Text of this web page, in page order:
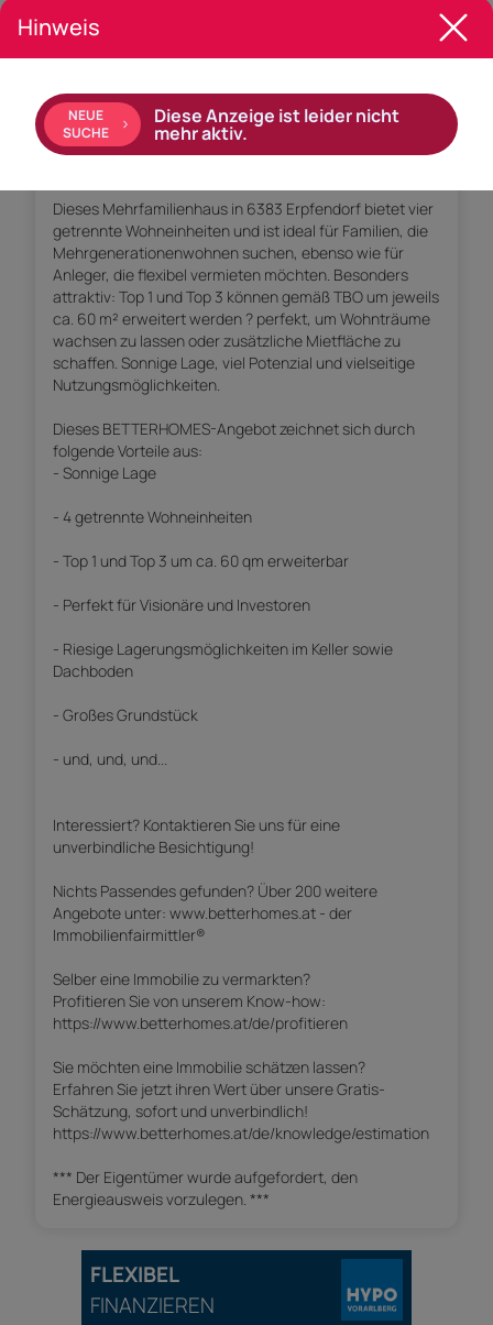
Objekt Beschreibung
VISIONÄRE AUFGEPASST! VIEL PLATZ FÜR IHRE
Dieses Mehrfamilienhaus in 6383 Erpfendorf bietet vier
getrennte Wohneinheiten und ist ideal für Familien, die
Mehrgenerationenwohnen suchen, ebenso wie für
Anleger, die flexibel vermieten möchten. Besonders
attraktiv: Top 1 und Top 3 können gemäß TBO um jeweils
ca. 60 m² erweitert werden ? perfekt, um Wohnträume
wachsen zu lassen oder zusätzliche Mietfläche zu
schaffen. Sonnige Lage, viel Potenzial und vielseitige
Nutzungsmöglichkeiten.
Dieses BETTERHOMES-Angebot zeichnet sich durch
folgende Vorteile aus:
- Sonnige Lage
- 4 getrennte Wohneinheiten
- Top 1 und Top 3 um ca. 60 qm erweiterbar
- Perfekt für Visionäre und Investoren
- Riesige Lagerungsmöglichkeiten im Keller sowie
Dachboden
- Großes Grundstück
- und, und, und...
Interessiert? Kontaktieren Sie uns für eine
unverbindliche Besichtigung!
Nichts Passendes gefunden? Über 200 weitere
Angebote unter: www.betterhomes.at - der
Immobilienfairmittler®
Selber eine Immobilie zu vermarkten?
Profitieren Sie von unserem Know-how:
https://www.betterhomes.at/de/profitieren
Sie möchten eine Immobilie schätzen lassen?
Erfahren Sie jetzt ihren Wert über unsere Gratis-
Schätzung, sofort und unverbindlich!
https://www.betterhomes.at/de/knowledge/estimation
*** Der Eigentümer wurde aufgefordert, den
Energieausweis vorzulegen. ***
FLEXIBEL
FINANZIEREN
Hinweis
NEUE
SUCHE
Diese Anzeige ist leider nicht
mehr aktiv.